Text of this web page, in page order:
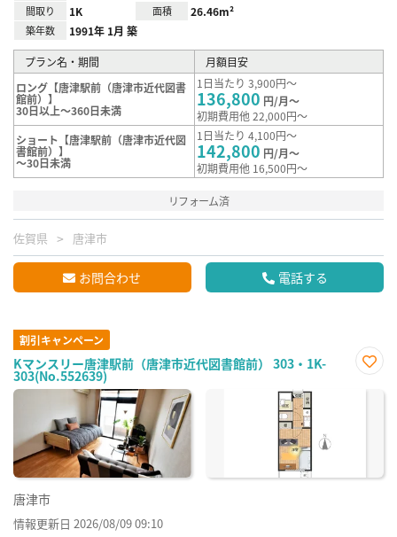
間取り 1K 面積 26.46m²
築年数 1991年 1月 築
プラン名・期間
月額目安
ロング【唐津駅前（唐津市近代図書
館前）】
30日以上～360日未満
1日当たり 3,900円～
136,800 円/月～
初期費用他 22,000円～
ショート【唐津駅前（唐津市近代図
書館前）】
～30日未満
1日当たり 4,100円～
142,800 円/月～
初期費用他 16,500円～
リフォーム済
佐賀県 唐津市
お問合わせ 電話する
割引キャンペーン
Kマンスリー唐津駅前（唐津市近代図書館前） 303・1K-
303(No.552639)
に入
唐津市
情報更新日 2026/08/09 09:10